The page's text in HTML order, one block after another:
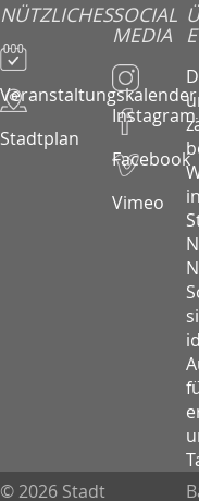
NÜTZLICHES
Veranstaltungskalender
Stadtplan
SOCIAL
MEDIA
Instagram
Facebook
Vimeo
© 2026 Stadt